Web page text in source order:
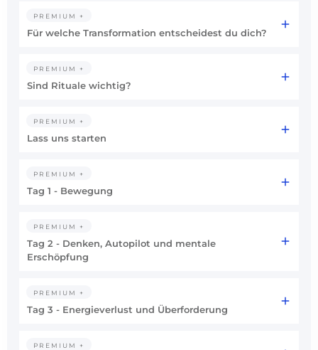
PREMIUM +
Für welche Transformation entscheidest du dich?
PREMIUM +
Sind Rituale wichtig?
PREMIUM +
Lass uns starten
PREMIUM +
Tag 1 - Bewegung
PREMIUM +
Tag 2 - Denken, Autopilot und mentale
Erschöpfung
PREMIUM +
Tag 3 - Energieverlust und Überforderung
PREMIUM +